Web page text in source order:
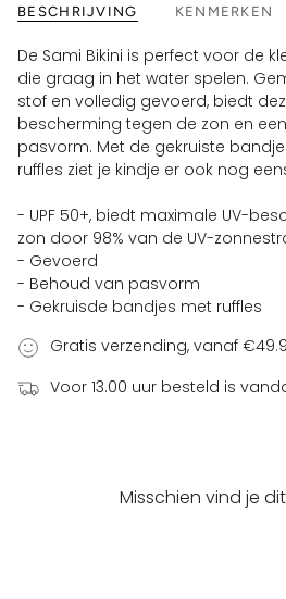
BESCHRIJVING KENMERKEN
De Sami Bikini is perfect voor de
die graag in het water spelen.
stof en volledig gevoerd, biedt
bescherming tegen de zon en
pasvorm. Met de gekruiste
ruffles ziet je kindje er ook nog
- UPF 50+, biedt maximale UV-
zon door 98% van de UV-
- Gevoerd
- Behoud van pasvorm
- Gekruisde bandjes met ruffles
Gratis verzending, vanaf
Voor 13.00 uur besteld is
Misschien vind je